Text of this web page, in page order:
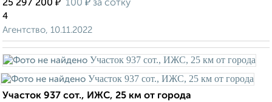
25 297 200 ₽ 100 ₽ за сотку
4
Агентство, 10.11.2022
Участок 937 сот., ИЖС, 25 км от города